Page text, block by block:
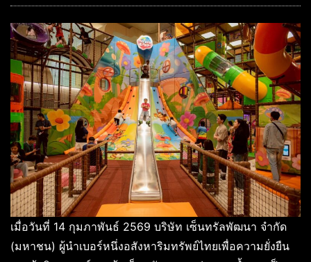
เมื่อวันที่ 14 กุมภาพันธ์ 2569 บริษัท เซ็นทรัลพัฒนา จำกัด
(มหาชน) ผู้นำเบอร์หนึ่งอสังหาริมทรัพย์ไทยเพื่อความยั่งยืน